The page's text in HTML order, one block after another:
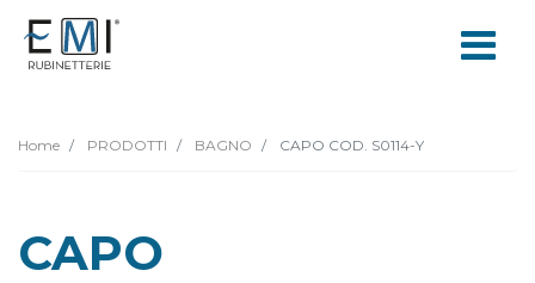
Home PRODOTTI BAGNO CAPO COD. S0114-Y
CAPO